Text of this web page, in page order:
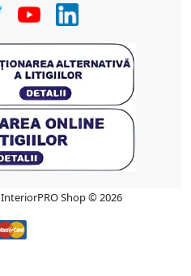
InteriorPRO Shop © 2026